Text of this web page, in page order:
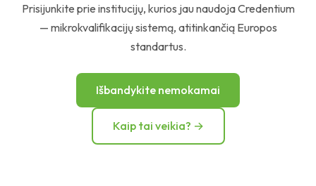
Prisijunkite prie institucijų, kurios jau naudoja Credentium
— mikrokvalifikacijų sistemą, atitinkančią Europos
standartus.
Išbandykite nemokamai
Kaip tai veikia? →